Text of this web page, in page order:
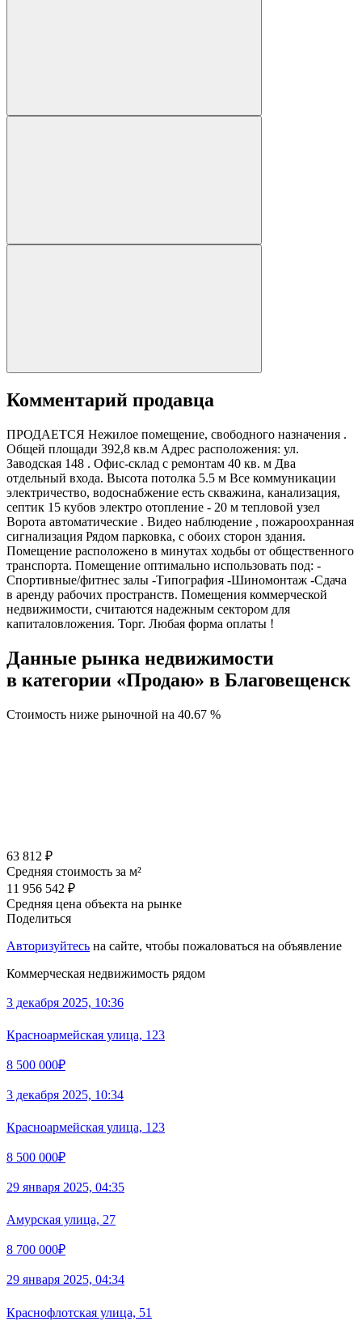
Комментарий продавца
ПРОДАЕТСЯ Нежилое помещение, свободного назначения .
Общей площади 392,8 кв.м Адрес расположения: ул.
Заводская 148 . Офис-склад с ремонтам 40 кв. м Два
отдельный входа. Высота потолка 5.5 м Все коммуникации
электричество, водоснабжение есть скважина, канализация,
септик 15 кубов электро отопление - 20 м тепловой узел
Ворота автоматические . Видео наблюдение , пожароохранная
сигнализация Рядом парковка, с обоих сторон здания.
Помещение расположено в минутах ходьбы от общественного
транспорта. Помещение оптимально использовать под: -
Спортивные/фитнес залы -Типография -Шиномонтаж -Сдача
в аренду рабочих пространств. Помещения коммерческой
недвижимости, считаются надежным сектором для
капиталовложения. Торг. Любая форма оплаты !
Данные рынка недвижимости
в категории «Продаю» в Благовещенск
Стоимость ниже рыночной на 40.67 %
63 812 ₽
Средняя стоимость за м²
11 956 542 ₽
Средняя цена объекта на рынке
Поделиться
Авторизуйтесь на сайте, чтобы пожаловаться на объявление
Коммерческая недвижимость рядом
3 декабря 2025, 10:36
Красноармейская улица, 123
8 500 000₽
3 декабря 2025, 10:34
Красноармейская улица, 123
8 500 000₽
29 января 2025, 04:35
Амурская улица, 27
8 700 000₽
29 января 2025, 04:34
Краснофлотская улица, 51